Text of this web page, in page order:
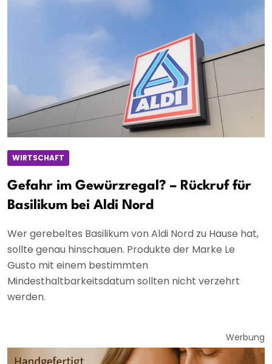
WIRTSCHAFT
Gefahr im Gewürzregal? – Rückruf für
Basilikum bei Aldi Nord
Wer gerebeltes Basilikum von Aldi Nord zu Hause hat,
sollte genau hinschauen. Produkte der Marke Le
Gusto mit einem bestimmten
Mindesthaltbarkeitsdatum sollten nicht verzehrt
werden.
Werbung